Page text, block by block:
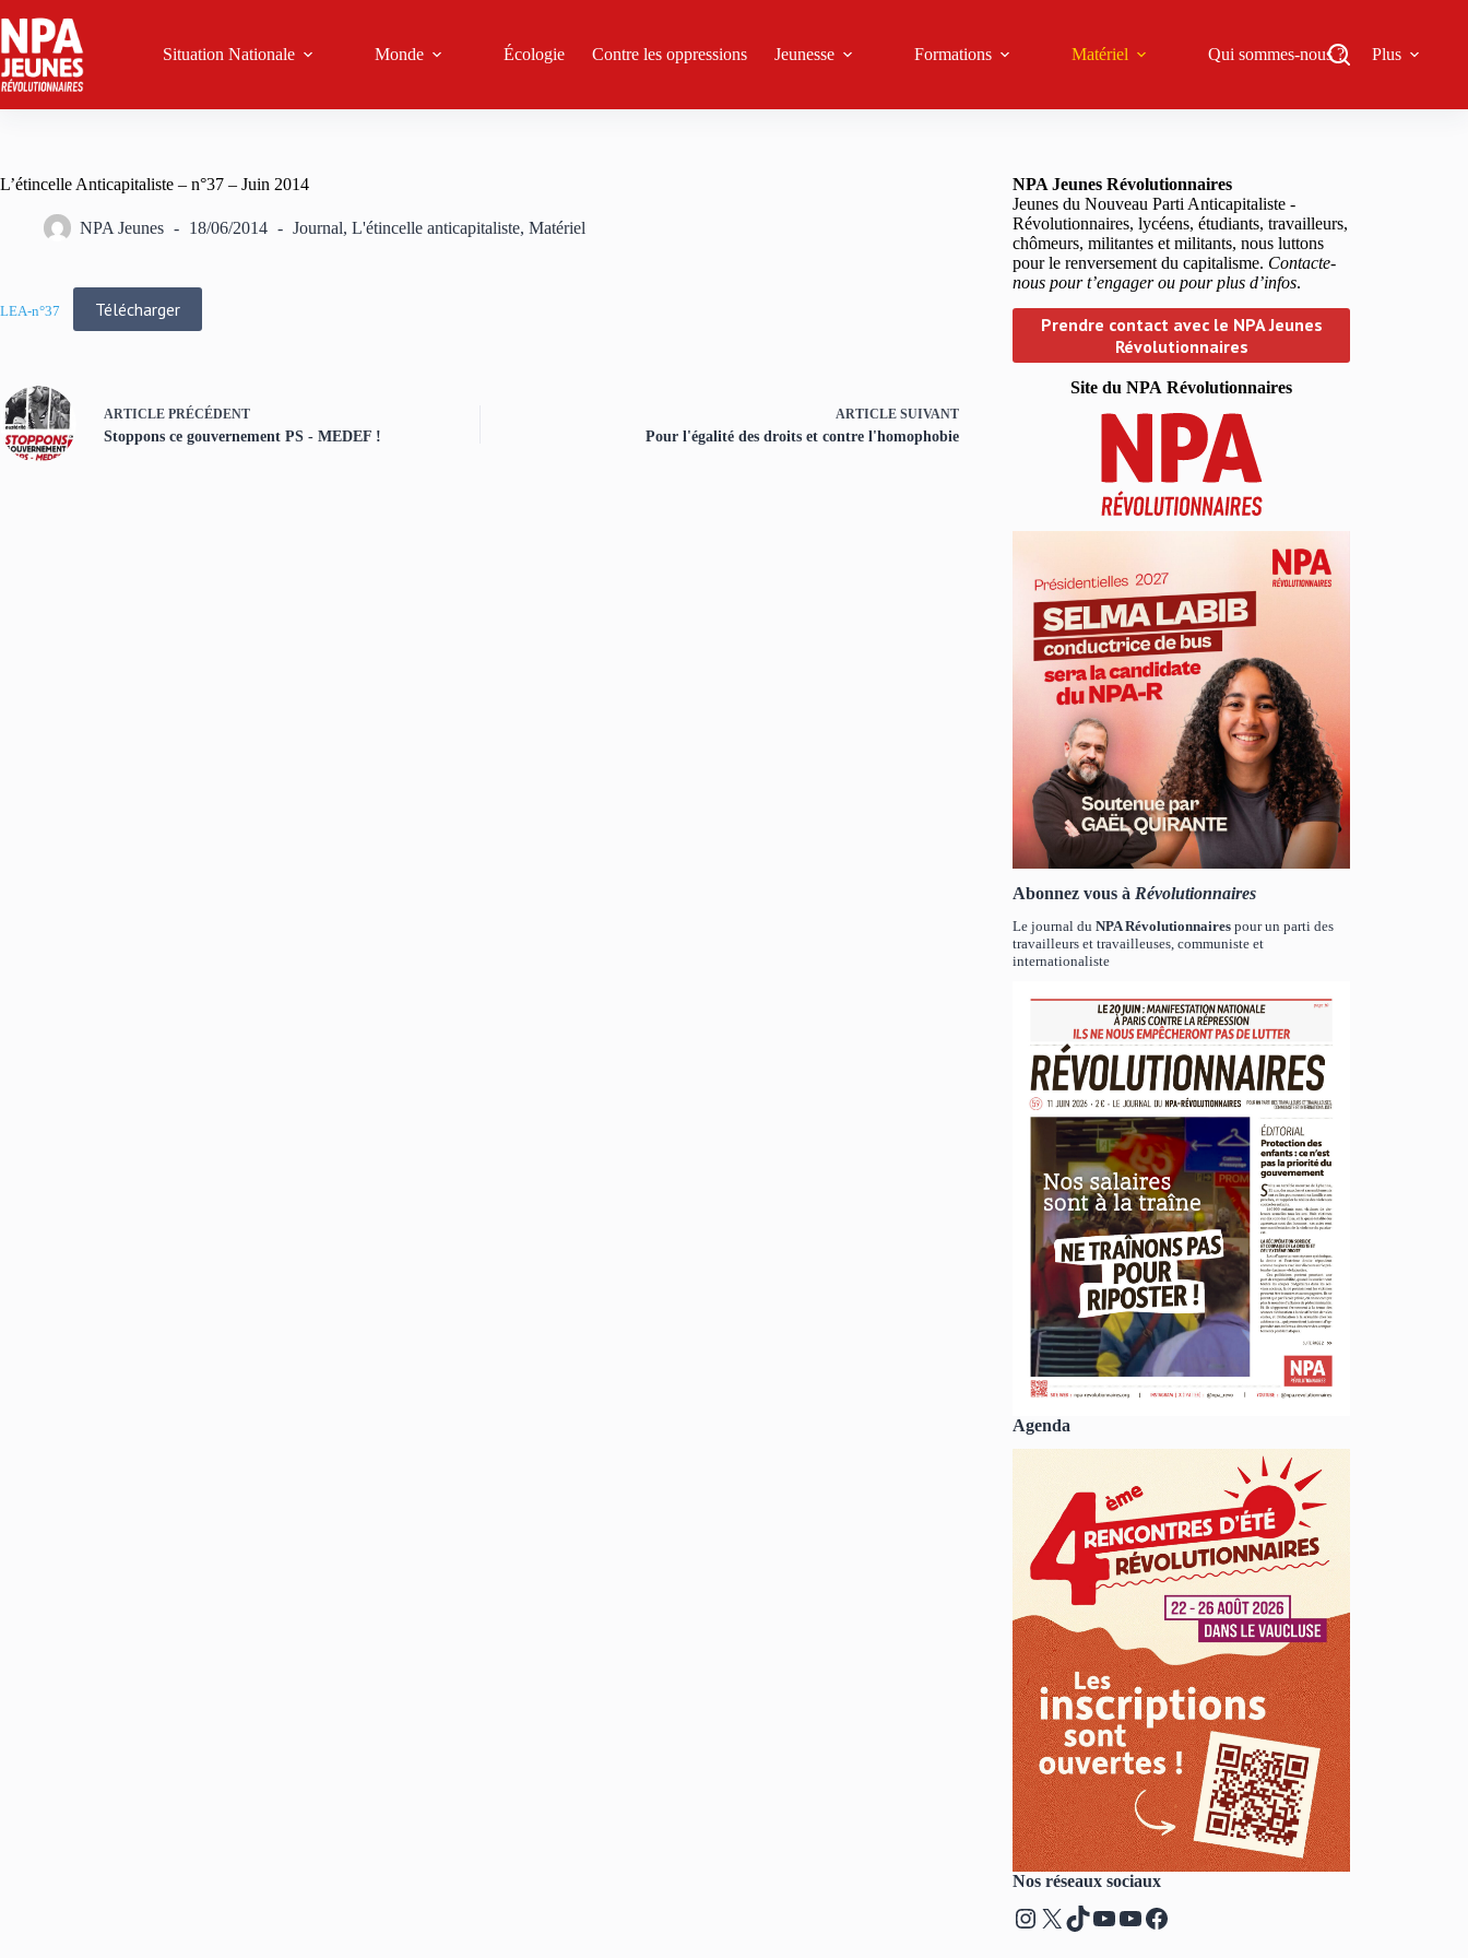
au
contenu
Situation Nationale Monde Écologie Contre les oppressions Jeunesse Formations Matériel Qui sommes-nous ? Plus
L’étincelle Anticapitaliste – n°37 – Juin 2014
NPA Jeunes 18/06/2014 Journal, L'étincelle anticapitaliste, Matériel
LEA-n°37 Télécharger
ARTICLE PRÉCÉDENT
Stoppons ce gouvernement PS - MEDEF !
ARTICLESUIVANT
Pour l'égalité des droits et contre l'homophobie
NPA Jeunes Révolutionnaires
Jeunes du Nouveau Parti Anticapitaliste -
Révolutionnaires, lycéens, étudiants, travailleurs,
chômeurs, militantes et militants, nous luttons
pour le renversement du capitalisme. Contacte-
nous pour t’engager ou pour plus d’infos.
Prendre contact avec le NPA Jeunes
Révolutionnaires
Site du NPA Révolutionnaires
Abonnez vous à Révolutionnaires
Le journal duNPA Révolutionnaires pour un parti des
travailleurs et travailleuses, communiste et
internationaliste
Agenda
Nos réseaux sociaux
Instagram
X TikTok
YouTube
YouTube
Facebook